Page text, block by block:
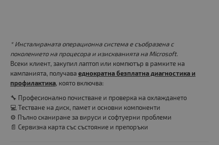
* Инсталираната операционна система е съобразена с
поколението на процесора и изискванията на Microsoft.
Всеки клиент, закупил лаптоп или компютър в рамките на
кампанията, получава еднократна безплатна диагностика и
профилактика, която включва:
🔧 Професионално почистване и проверка на охлаждането
💻 Тестване на диск, памет и основни компоненти
⚙️ Пълно сканиране за вируси и софтуерни проблеми
📄 Сервизна карта със състояние и препоръки